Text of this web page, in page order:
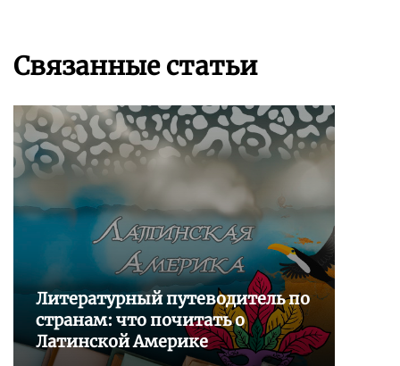
Связанные статьи
Литературный путеводитель по
странам: что почитать о
Латинской Америке